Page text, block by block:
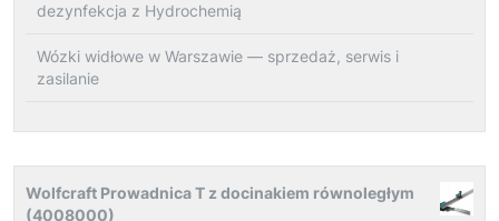
dezynfekcja z Hydrochemią
Wózki widłowe w Warszawie — sprzedaż, serwis i
zasilanie
Wolfcraft Prowadnica T z docinakiem równoległym
(4008000)